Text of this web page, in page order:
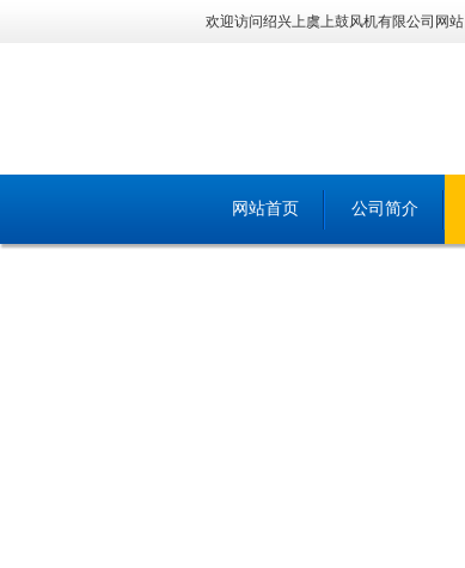
欢迎访问绍兴上虞上鼓风机有限公司网站
网站首页 公司简介